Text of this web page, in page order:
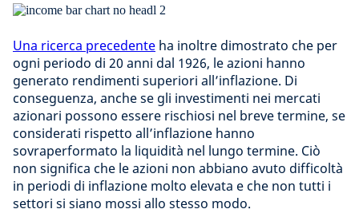
Una ricerca precedente ha inoltre dimostrato che per
ogni periodo di 20 anni dal 1926, le azioni hanno
generato rendimenti superiori all’inflazione. Di
conseguenza, anche se gli investimenti nei mercati
azionari possono essere rischiosi nel breve termine, se
considerati rispetto all’inflazione hanno
sovraperformato la liquidità nel lungo termine. Ciò
non significa che le azioni non abbiano avuto difficoltà
in periodi di inflazione molto elevata e che non tutti i
settori si siano mossi allo stesso modo.